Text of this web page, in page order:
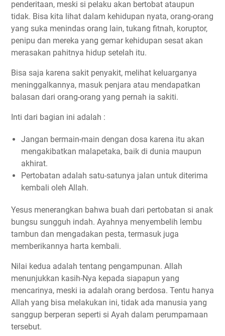
penderitaan, meski si pelaku akan bertobat ataupun
tidak. Bisa kita lihat dalam kehidupan nyata, orang-orang
yang suka menindas orang lain, tukang fitnah, koruptor,
penipu dan mereka yang gemar kehidupan sesat akan
merasakan pahitnya hidup setelah itu.
Bisa saja karena sakit penyakit, melihat keluarganya
meninggalkannya, masuk penjara atau mendapatkan
balasan dari orang-orang yang pernah ia sakiti.
Inti dari bagian ini adalah :
Jangan bermain-main dengan dosa karena itu akan
mengakibatkan malapetaka, baik di dunia maupun
akhirat.
Pertobatan adalah satu-satunya jalan untuk diterima
kembali oleh Allah.
Yesus menerangkan bahwa buah dari pertobatan si anak
bungsu sungguh indah. Ayahnya menyembelih lembu
tambun dan mengadakan pesta, termasuk juga
memberikannya harta kembali.
Nilai kedua adalah tentang pengampunan. Allah
menunjukkan kasih-Nya kepada siapapun yang
mencarinya, meski ia adalah orang berdosa. Tentu hanya
Allah yang bisa melakukan ini, tidak ada manusia yang
sanggup berperan seperti si Ayah dalam perumpamaan
tersebut.